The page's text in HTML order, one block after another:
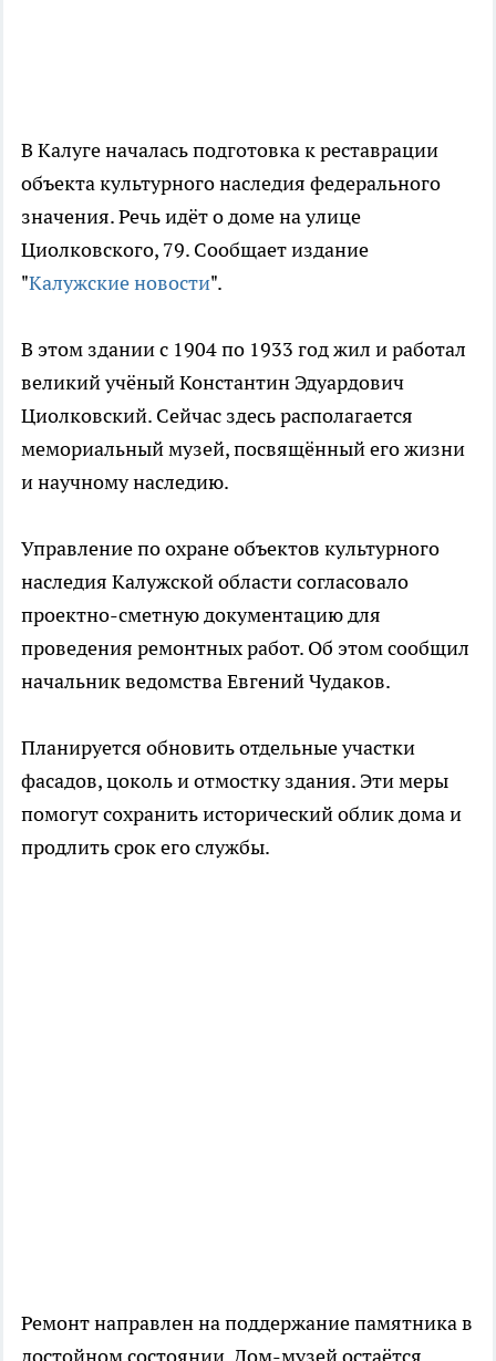
В Калуге началась подготовка к реставрации
объекта культурного наследия федерального
значения. Речь идёт о доме на улице
Циолковского, 79. Сообщает издание
"Калужские новости".
В этом здании с 1904 по 1933 год жил и работал
великий учёный Константин Эдуардович
Циолковский. Сейчас здесь располагается
мемориальный музей, посвящённый его жизни
и научному наследию.
Управление по охране объектов культурного
наследия Калужской области согласовало
проектно-сметную документацию для
проведения ремонтных работ. Об этом сообщил
начальник ведомства Евгений Чудаков.
Планируется обновить отдельные участки
фасадов, цоколь и отмостку здания. Эти меры
помогут сохранить исторический облик дома и
продлить срок его службы.
Ремонт направлен на поддержание памятника в
достойном состоянии. Дом-музей остаётся